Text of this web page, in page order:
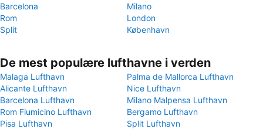
Barcelona
Milano
Rom
London
Split
København
De mest populære lufthavne i verden
Malaga Lufthavn
Palma de Mallorca Lufthavn
Alicante Lufthavn
Nice Lufthavn
Barcelona Lufthavn
Milano Malpensa Lufthavn
Rom Fiumicino Lufthavn
Bergamo Lufthavn
Pisa Lufthavn
Split Lufthavn